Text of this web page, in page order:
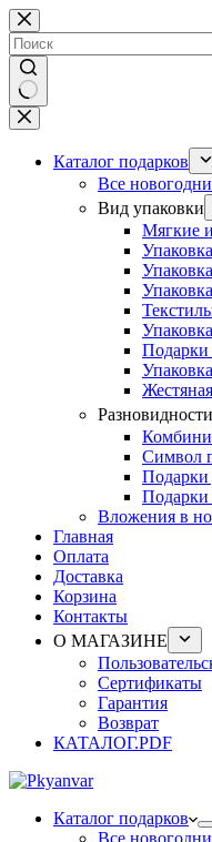
Перейти
к
сути
Ничего
не
найденоКаталог подарков
Все
Вид упаковки
Мягкие
Символ
Подарки
Подарки
Вложения в
Главная
Оплата
Доставка
Корзина
Контакты
О МАГАЗИНЕ
Сертификаты
Гарантия
Возврат
КАТАЛОГ.PDF
Каталог подарков
Все